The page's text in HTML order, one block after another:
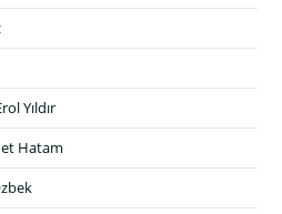
Yıldır
Hatam